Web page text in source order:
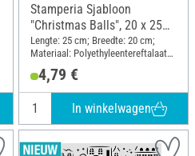
Stamperia Sjabloon
"Christmas Balls", 20 x 25
cm
Lengte: 25 cm; Breedte: 20 cm;
Materiaal: Polyethyleentereftalaat
(PET)
4,79 €
In winkelwagen